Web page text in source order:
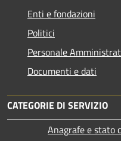
Enti e fondazioni
Politici
Personale
Documenti e dati
CATEGORIE DI SERVIZIO
Anagrafe e stato